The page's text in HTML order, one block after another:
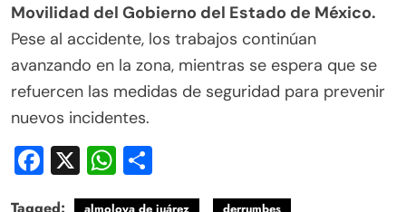
Movilidad del Gobierno del Estado de México.
Pese al accidente, los trabajos continúan
avanzando en la zona, mientras se espera que se
refuercen las medidas de seguridad para prevenir
nuevos incidentes.
Facebook
X WhatsApp
Tagged: